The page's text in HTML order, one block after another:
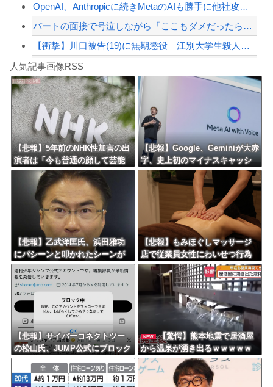
Powered by livedoor 相互RSS
OpenAI、Anthropicに続きMetaのAIも勝手に他社攻撃 嘘ξけど何...
パートの面接で号泣しながら「ここもダメだったらもう食べていけないんです」って熱弁...
【衝撃】川口被告(19)に無期懲役 江別大学生殺人事件、19歳で取り返しのつかな...
【第一位】車で要らない装備、「電動シート」に決まる・・・
8/4のニュース
日本旅行キャンセルすべきか…1万年ぶり史上最大級の火山の兆し＝韓国の反応
更新中止のお知らせ
海外「おめでとうタキ！」リヴァプール南野がバースデーゴール！！
Powered by livedoor 相互RSS
人気記事画像RSS
【悲報】5年前のNHK性加害の出
演者は「今も普通の顔して芸能
活動してる」ネット「受信料を
取るくらいなら詳細を伝えよ」
【悲報】Google、Geminiが大赤
字、史上初のマイナスキャッシ
ュフローに陥る・・・
【悲報】乙武洋匡氏、浜田雅功
にパシーンと叩かれたシーンが
オンエアされず「障害者相手だ
と放送されなくなる。俺、逆差
別だと思って」
【悲報】もみほぐしマッサージ
店で従業員女性にわいせつ行為
かで男を逮捕ｗｗｗｗｗｗｗｗ
【悲報】サイバーコネクトツー
の松山氏、JUMP公式にブロック
されるｗｗｗｗｗｗｗｗｗｗｗ
NEW
【驚愕】熊本地震で居酒屋
から温泉が湧き出るｗｗｗｗｗ
ｗｗｗｗｗｗｗ